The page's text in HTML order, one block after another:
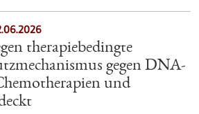
therapiebedingte
gegen DNA-
und